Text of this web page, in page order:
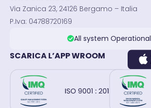
Via Zanica 23, 24126 Bergamo – Italia
P.Iva: 04788720169
All system Operational
SCARICA L’APP WROOM